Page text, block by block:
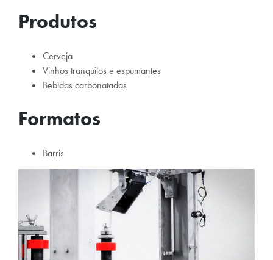
Produtos
Cerveja
Vinhos tranquilos e espumantes
Bebidas carbonatadas
Formatos
Barris